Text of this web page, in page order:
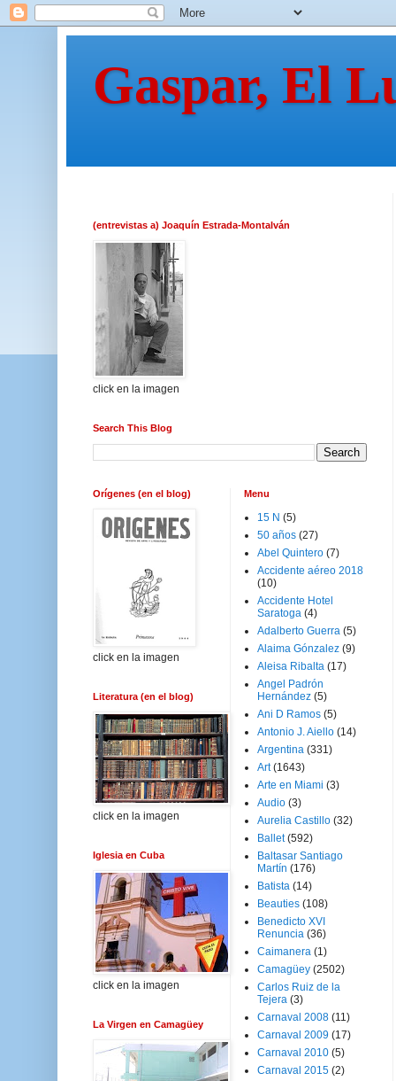
Gaspar, El
(entrevistas a) Joaquín Estrada-Montalván
click en la imagen
Search This Blog
Orígenes (en el blog)
click en la imagen
Literatura (en el blog)
click en la imagen
Iglesia en Cuba
click en la imagen
La Virgen en Camagüey
Menu
15 N (5)
50 años (27)
Abel Quintero (7)
Accidente aéreo 2018
(10)
Accidente Hotel
Saratoga (4)
Adalberto Guerra (5)
Alaima Gónzalez (9)
Aleisa Ribalta (17)
Angel Padrón
Hernández (5)
Ani D Ramos (5)
Antonio J. Aiello (14)
Argentina (331)
Art (1643)
Arte en Miami (3)
Audio (3)
Aurelia Castillo (32)
Ballet (592)
Baltasar Santiago
Martín (176)
Batista (14)
Beauties (108)
Benedicto XVI
Renuncia (36)
Caimanera (1)
Camagüey (2502)
Carlos Ruiz de la
Tejera (3)
Carnaval 2008 (11)
Carnaval 2009 (17)
Carnaval 2010 (5)
Carnaval 2015 (2)